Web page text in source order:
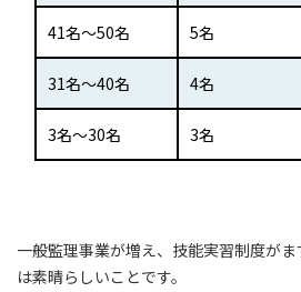
41名～50名 5名
31名～40名 4名
3名～30名 3名
一般監理事業が増え、技能実習制度が
は素晴らしいことです。